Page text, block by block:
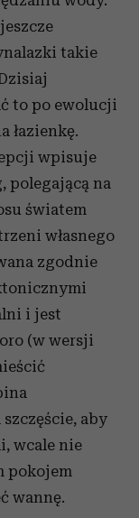
takie
to po ewolucji
łazienkę.
wpisuje
polegającą na
światem
własnego
zgodnie
i jest
(w wersji
aby
wcale nie
pokojem
wannę.